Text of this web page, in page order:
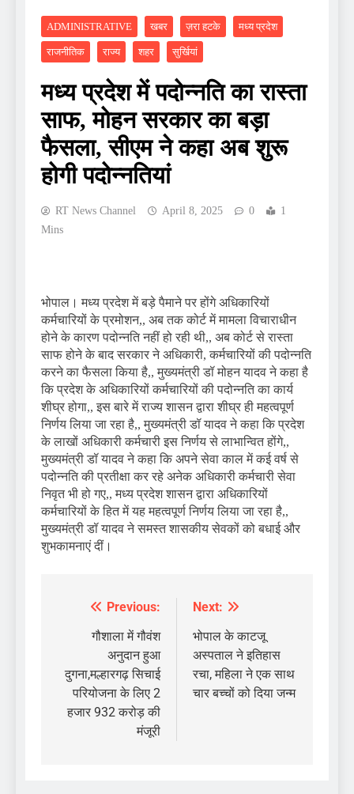
ADMINISTRATIVE खबर ज़रा हटके मध्य प्रदेश
राजनीतिक राज्य शहर सुर्खियां
मध्य प्रदेश में पदोन्नति का रास्ता
साफ, मोहन सरकार का बड़ा
फैसला, सीएम ने कहा अब शुरू
होगी पदोन्नतियां
RT News Channel April 8, 2025 0
1
Mins
भोपाल। मध्य प्रदेश में बड़े पैमाने पर होंगे अधिकारियों
कर्मचारियों के प्रमोशन,, अब तक कोर्ट में मामला विचाराधीन
होने के कारण पदोन्नति नहीं हो रही थी,, अब कोर्ट से रास्ता
साफ होने के बाद सरकार ने अधिकारी, कर्मचारियों की पदोन्नति
करने का फैसला किया है,, मुख्यमंत्री डॉ मोहन यादव ने कहा है
कि प्रदेश के अधिकारियों कर्मचारियों की पदोन्नति का कार्य
शीघ्र होगा,, इस बारे में राज्य शासन द्वारा शीघ्र ही महत्वपूर्ण
निर्णय लिया जा रहा है,, मुख्यमंत्री डॉ यादव ने कहा कि प्रदेश
के लाखों अधिकारी कर्मचारी इस निर्णय से लाभान्वित होंगे,,
मुख्यमंत्री डॉ यादव ने कहा कि अपने सेवा काल में कई वर्ष से
पदोन्नति की प्रतीक्षा कर रहे अनेक अधिकारी कर्मचारी सेवा
निवृत भी हो गए,, मध्य प्रदेश शासन द्वारा अधिकारियों
कर्मचारियों के हित में यह महत्वपूर्ण निर्णय लिया जा रहा है,,
मुख्यमंत्री डॉ यादव ने समस्त शासकीय सेवकों को बधाई और
शुभकामनाएं दीं।
Post
navigation
Previous:
गौशाला में गौवंश
अनुदान हुआ
दुगना,मल्हारगढ़ सिचाई
परियोजना के लिए 2
हजार 932 करोड़ की
मंजूरी
Next:
भोपाल के काटजू
अस्पताल ने इतिहास
रचा, महिला ने एक साथ
चार बच्चों को दिया जन्म